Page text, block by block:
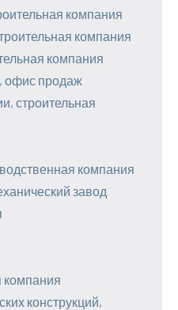
компания
компания
компания
офис продаж
строительная
компания
завод
компания
конструкций,